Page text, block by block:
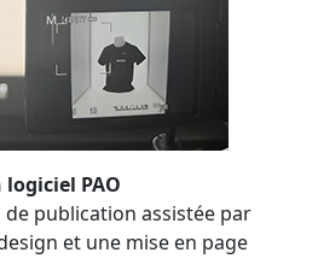
PAO
publication assistée par
et une mise en page